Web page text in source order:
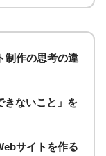
制作の思考の違
きないこと」を
サイトを作る